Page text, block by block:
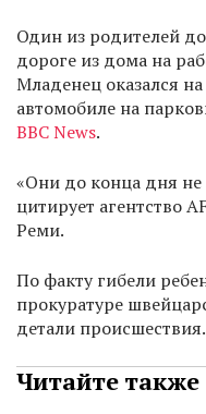
Один из родителей
дороге из дома на
Младенец оказался
автомобиле на
BBC News.
«Они до конца дня не
цитирует агентство
Реми.
По факту гибели
прокуратуре
детали происшествия.
Читайте также